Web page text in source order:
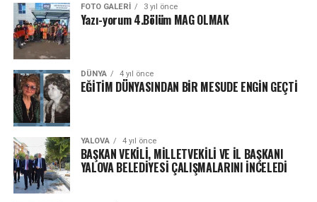
FOTO GALERI 3 yıl önce
Yazı-yorum 4.Bölüm MAG OLMAK
DÜNYA 4 yıl önce
EĞİTİM DÜNYASINDAN BİR MESUDE ENGİN GEÇTİ
YALOVA 4 yıl önce
BAŞKAN VEKİLİ, MİLLETVEKİLİ VE İL BAŞKANI
YALOVA BELEDİYESİ ÇALIŞMALARINI İNCELEDİ